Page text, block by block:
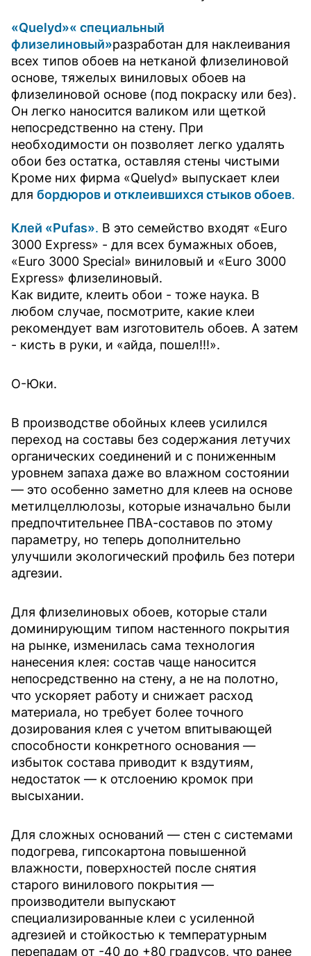
«Quelyd»« специальный
флизелиновый»разработан для наклеивания
всех типов обоев на нетканой флизелиновой
основе, тяжелых виниловых обоев на
флизелиновой основе (под покраску или без).
Он легко наносится валиком или щеткой
непосредственно на стену. При
необходимости он позволяет легко удалять
обои без остатка, оставляя стены чистыми
Кроме них фирма «Quelyd» выпускает клеи
для бордюров и отклеившихся стыков обоев.
Клей «Pufas». В это семейство входят «Euro
3000 Express» - для всех бумажных обоев,
«Euro 3000 Special» виниловый и «Euro 3000
Express» флизелиновый.
Как видите, клеить обои - тоже наука. В
любом случае, посмотрите, какие клеи
рекомендует вам изготовитель обоев. А затем
- кисть в руки, и «айда, пошел!!!».
О-Юки.
В производстве обойных клеев усилился
переход на составы без содержания летучих
органических соединений и с пониженным
уровнем запаха даже во влажном состоянии
— это особенно заметно для клеев на основе
метилцеллюлозы, которые изначально были
предпочтительнее ПВА-составов по этому
параметру, но теперь дополнительно
улучшили экологический профиль без потери
адгезии.
Для флизелиновых обоев, которые стали
доминирующим типом настенного покрытия
на рынке, изменилась сама технология
нанесения клея: состав чаще наносится
непосредственно на стену, а не на полотно,
что ускоряет работу и снижает расход
материала, но требует более точного
дозирования клея с учетом впитывающей
способности конкретного основания —
избыток состава приводит к вздутиям,
недостаток — к отслоению кромок при
высыхании.
Для сложных оснований — стен с системами
подогрева, гипсокартона повышенной
влажности, поверхностей после снятия
старого винилового покрытия —
производители выпускают
специализированные клеи с усиленной
адгезией и стойкостью к температурным
перепадам от -40 до +80 градусов, что ранее